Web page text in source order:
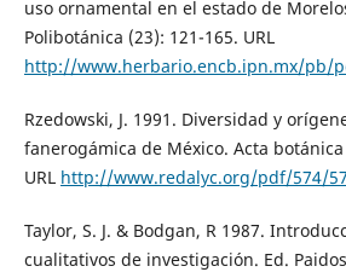
uso ornamental en el estado de
Polibotánica (23): 121-165. URL
http://www.herbario.encb.ipn.mx/pb/
Rzedowski, J. 1991. Diversidad y
fanerogámica de México. Acta
URL http://www.redalyc.org/pdf/574/
Taylor, S. J. & Bodgan, R 1987.
cualitativos de investigación. Ed.